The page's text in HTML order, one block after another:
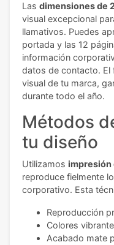
Las dimensiones de
visual excepcional
llamativos. Puedes
portada y las 12
información
datos de contacto. El
visual de tu marca,
durante todo el año.
Métodos
tu diseño
Utilizamos impresión
reproduce fielmente
corporativo. Esta
Reproducción
Colores
Acabado mate